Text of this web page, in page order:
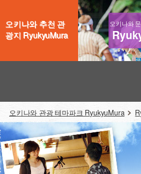
오키나와 추천 관
광지 RyukyuMura
오키나와
오키나와 관광 테마파크 RyukyuMura